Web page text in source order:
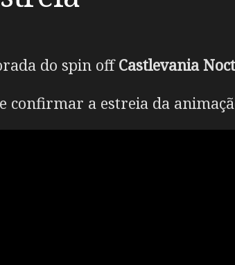
do spin offCastlevania
confirmar a estreia da